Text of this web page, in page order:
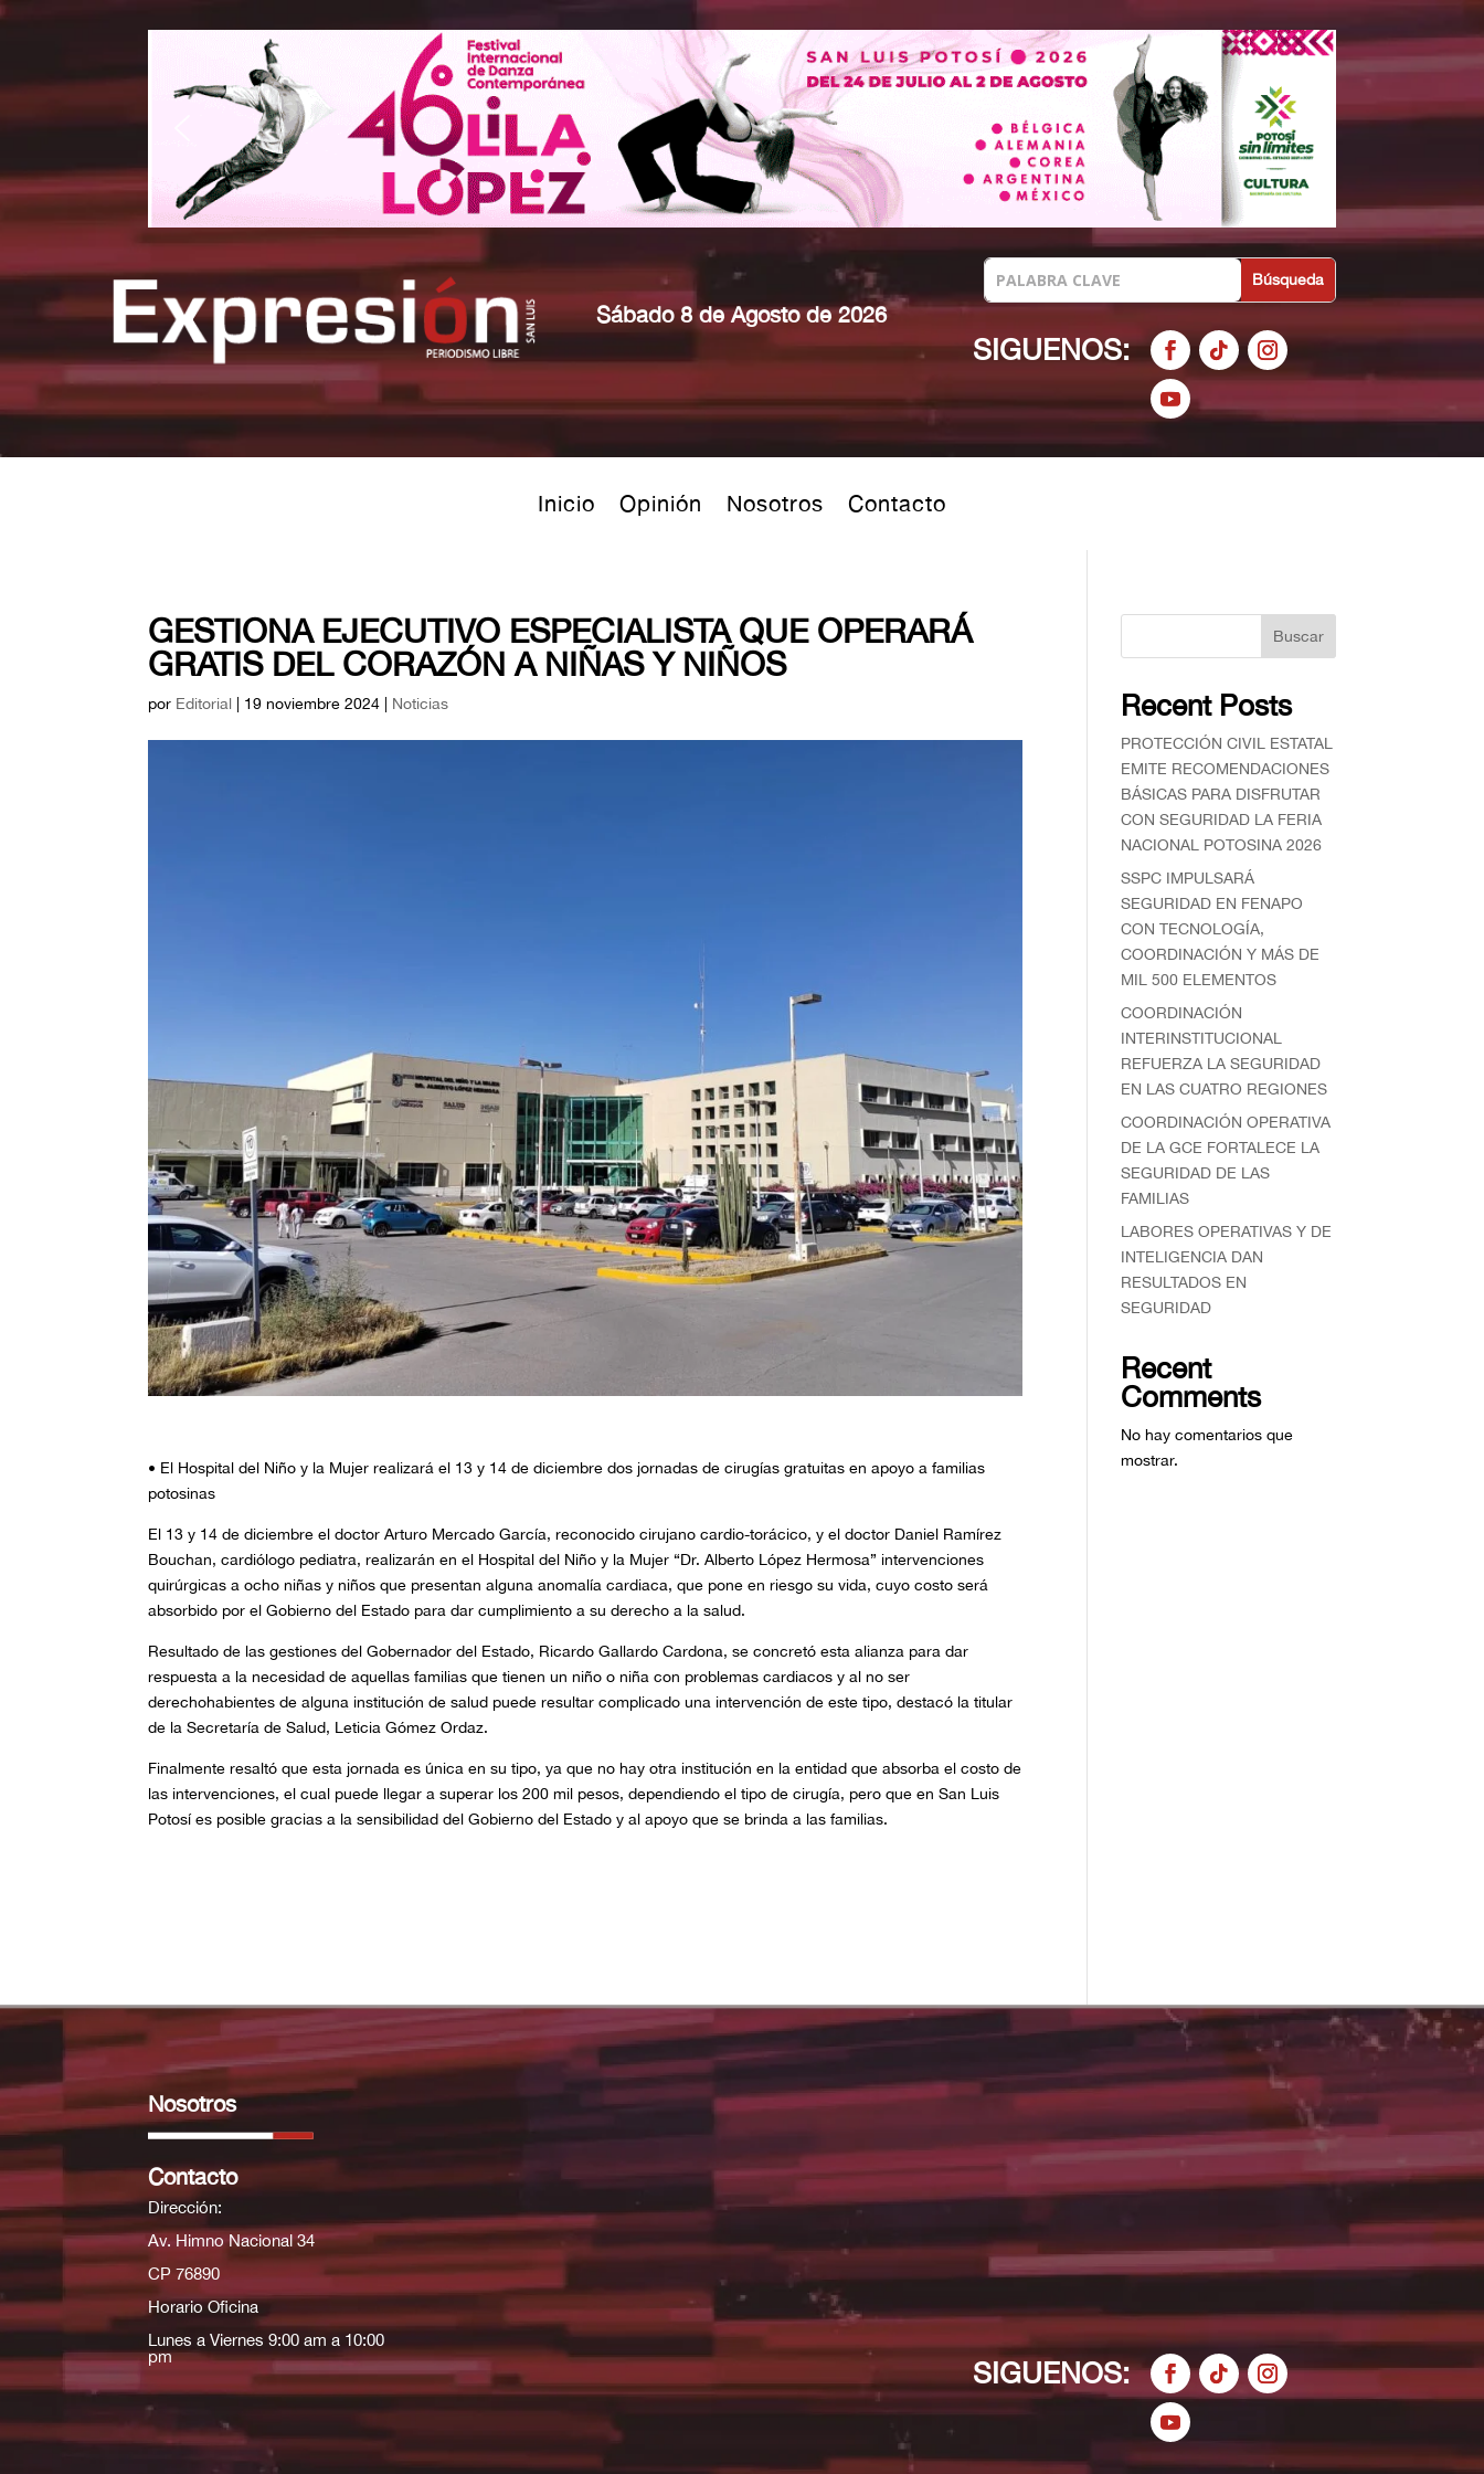
Sábado 8 de Agosto de 2026
SIGUENOS:
Inicio Opinión Nosotros Contacto
GESTIONA EJECUTIVO ESPECIALISTA QUE OPERARÁ
GRATIS DEL CORAZÓN A NIÑAS Y NIÑOS
por Editorial 19 noviembre 2024 Noticias
• El Hospital del Niño y la Mujer realizará el 13 y 14 de diciembre dos jornadas de cirugías gratuitas en apoyo a familias
potosinas
El 13 y 14 de diciembre el doctor Arturo Mercado García, reconocido cirujano cardio-torácico, y el doctor Daniel Ramírez
Bouchan, cardiólogo pediatra, realizarán en el Hospital del Niño y la Mujer “Dr. Alberto López Hermosa” intervenciones
quirúrgicas a ocho niñas y niños que presentan alguna anomalía cardiaca, que pone en riesgo su vida, cuyo costo será
absorbido por el Gobierno del Estado para dar cumplimiento a su derecho a la salud.
Resultado de las gestiones del Gobernador del Estado, Ricardo Gallardo Cardona, se concretó esta alianza para dar
respuesta a la necesidad de aquellas familias que tienen un niño o niña con problemas cardiacos y al no ser
derechohabientes de alguna institución de salud puede resultar complicado una intervención de este tipo, destacó la titular
de la Secretaría de Salud, Leticia Gómez Ordaz.
Finalmente resaltó que esta jornada es única en su tipo, ya que no hay otra institución en la entidad que absorba el costo de
las intervenciones, el cual puede llegar a superar los 200 mil pesos, dependiendo el tipo de cirugía, pero que en San Luis
Potosí es posible gracias a la sensibilidad del Gobierno del Estado y al apoyo que se brinda a las familias.
Buscar
Recent Posts
PROTECCIÓN CIVIL ESTATAL
EMITE RECOMENDACIONES
BÁSICAS PARA DISFRUTAR
CON SEGURIDAD LA FERIA
NACIONAL POTOSINA 2026
SSPC IMPULSARÁ
SEGURIDAD EN FENAPO
CON TECNOLOGÍA,
COORDINACIÓN Y MÁS DE
MIL 500 ELEMENTOS
COORDINACIÓN
INTERINSTITUCIONAL
REFUERZA LA SEGURIDAD
EN LAS CUATRO REGIONES
COORDINACIÓN OPERATIVA
DE LA GCE FORTALECE LA
SEGURIDAD DE LAS
FAMILIAS
⁠LABORES OPERATIVAS Y DE
INTELIGENCIA DAN
RESULTADOS EN
SEGURIDAD
Recent
Comments
No hay comentarios que
mostrar.
Nosotros
Contacto
Dirección:
Av. Himno Nacional 34
CP 76890
Horario Oficina
Lunes a Viernes 9:00 am a 10:00
pm
SIGUENOS: